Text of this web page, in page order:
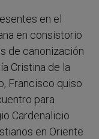
en el
en consistorio
de canonización
Cristina de la
Francisco quiso
para
Cardenalicio
en Oriente